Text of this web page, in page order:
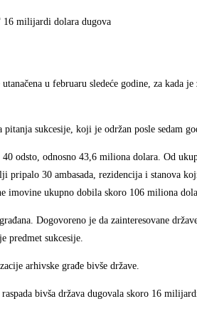
16 milijardi dolara dugova
u februaru sledeće godine, za kada je
sukcesije, koji je održan posle sedam
odsto, odnosno 43,6 miliona dolara. Od
pripalo 30 ambasada, rezidencija i stanova
imovine ukupno dobila skoro 106 miliona
Dogovoreno je da zainteresovane
predmet sukcesije.
arhivske građe bivše države.
bivša država dugovala skoro 16